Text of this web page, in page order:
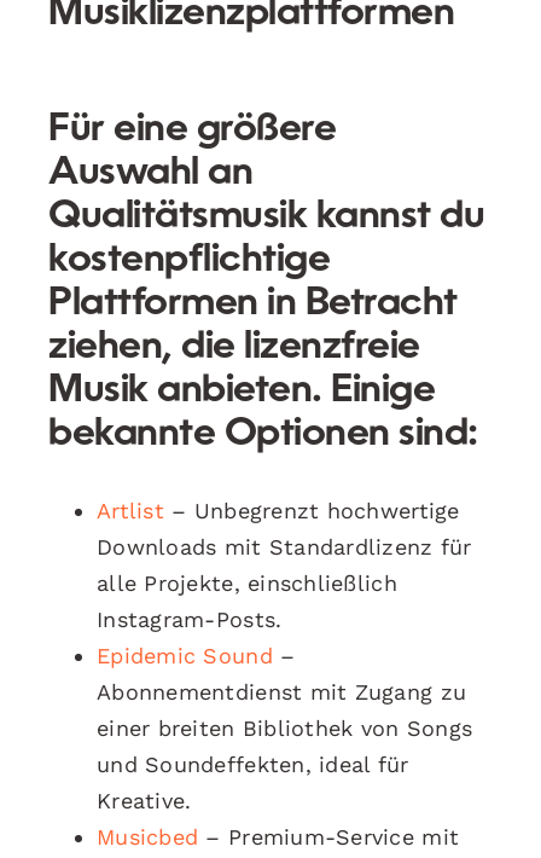
Musiklizenzplattformen
Für eine größere
Auswahl an
Qualitätsmusik kannst du
kostenpflichtige
Plattformen in Betracht
ziehen, die lizenzfreie
Musik anbieten. Einige
bekannte Optionen sind:
Artlist – Unbegrenzt hochwertige
Downloads mit Standardlizenz für
alle Projekte, einschließlich
Instagram-Posts.
Epidemic Sound –
Abonnementdienst mit Zugang zu
einer breiten Bibliothek von Songs
und Soundeffekten, ideal für
Kreative.
Musicbed – Premium-Service mit